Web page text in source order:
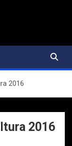
2016
2016